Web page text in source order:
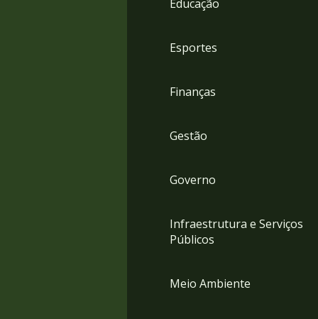
Educação
Esportes
Finanças
Gestão
Governo
Infraestrutura e Serviços
Públicos
Meio Ambiente